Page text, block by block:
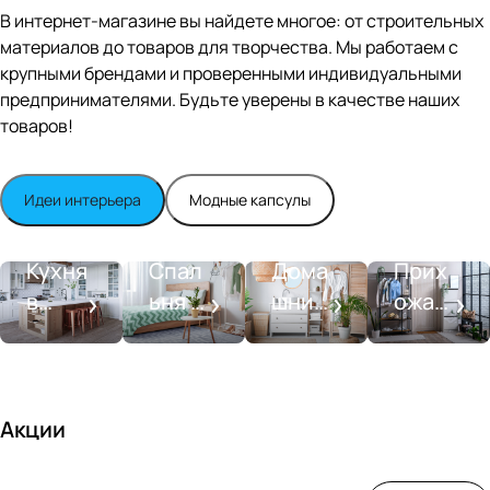
n
Whit
e
satin
В интернет-магазине вы найдете многое: от строительных
материалов до товаров для творчества. Мы работаем с
крупными брендами и проверенными индивидуальными
предпринимателями. Будьте уверены в качестве наших
товаров!
Идеи интерьера Модные капсулы
Кухня
в
стиле
Спал
ьня в
совре
Дома
шний
SPA-
Прих
ожая
со
Акции